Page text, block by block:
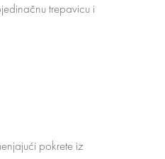
trepavicu i
pokrete iz